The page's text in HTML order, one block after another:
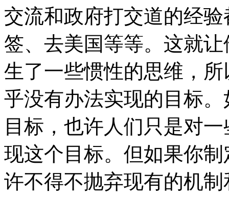
交流和政府打交道的经
签、去美国等等。这就
生了一些惯性的思维，
乎没有办法实现的目标
目标，也许人们只是对
现这个目标。但如果你
许不得不抛弃现有的机